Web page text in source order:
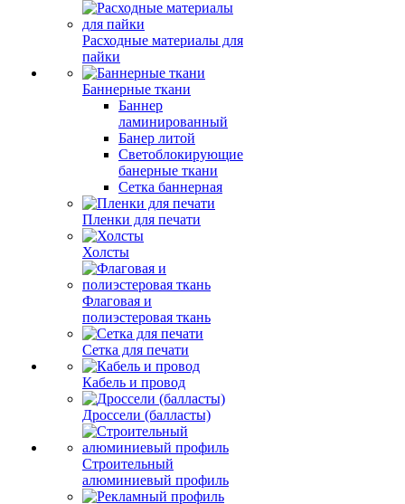
Расходные материалы для
пайки
Баннерные ткани
Баннер
ламинированный
Банер литой
Светоблокирующие
банерные ткани
Сетка баннерная
Пленки для печати
Холсты
Флаговая и
полиэстеровая ткань
Сетка для печати
Кабель и провод
Дроссели (балласты)
Строительный
алюминиевый профиль